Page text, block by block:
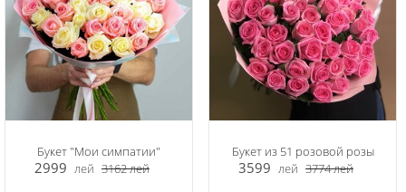
Букет "Мои симпатии"
2999 лей 3162лей
Букет из 51 розовой розы
3599 лей 3774лей